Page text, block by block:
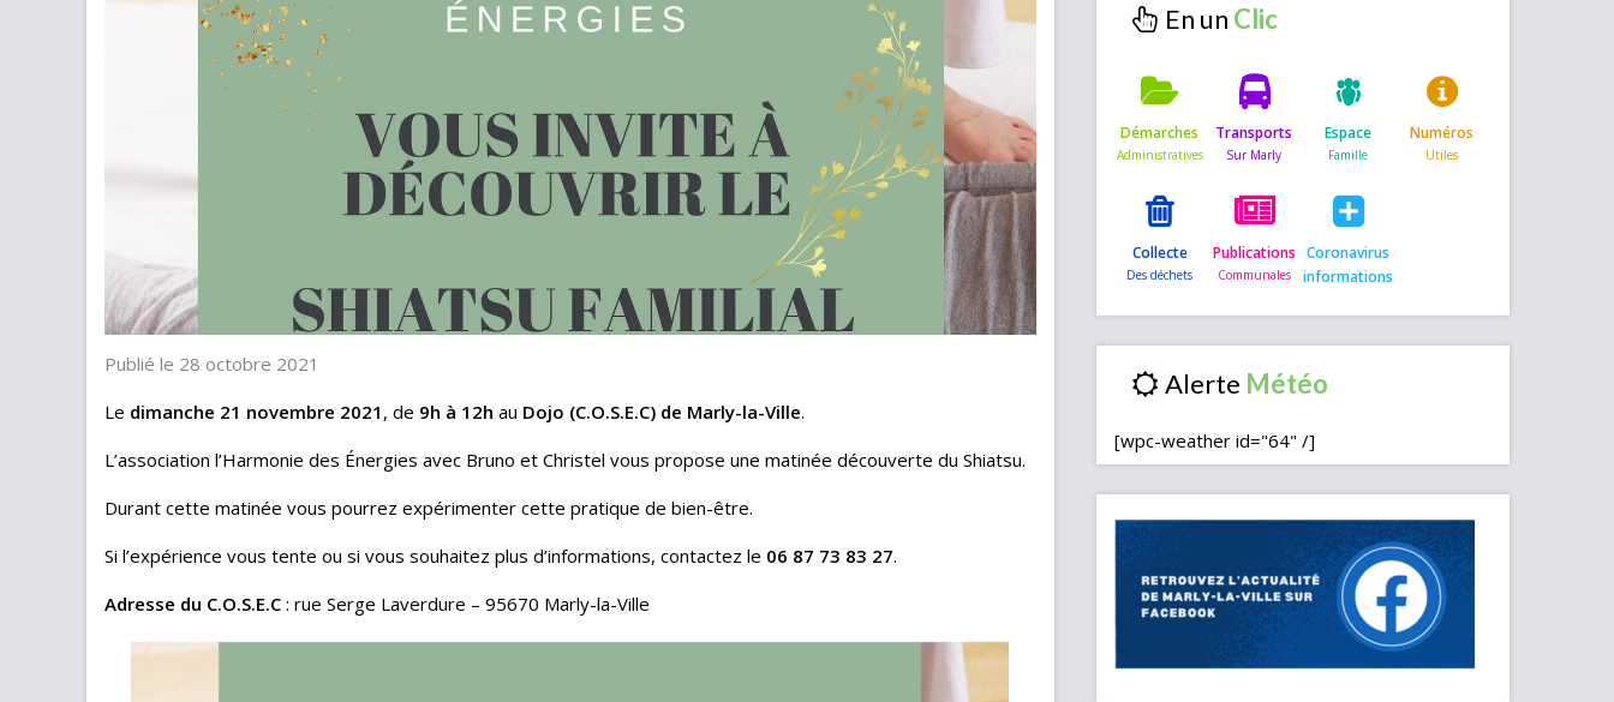
Publié le 28 octobre 2021
Le dimanche 21 novembre 2021 , de 9h à 12h au Dojo (C.O.S.E.C) de Marly-la-Ville.
L’association l’Harmonie des Énergies avec Bruno et Christel vous propose une matinée découverte du Shiatsu.
Durant cette matinée vous pourrez expérimenter cette pratique de bien-être.
Si l’expérience vous tente ou si vous souhaitez plus d’informations, contactez le 06 87 73 83 27.
Adresse du C.O.S.E.C : rue Serge Laverdure – 95670 Marly-la-Ville
En un
Démarches Transports Espace Numéros
Collecte Publications Coronavirus
informations
Alerte
[wpc-weather id="64" /]